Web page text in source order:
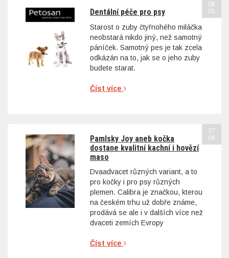
Dentální péče pro psy
Starost o zuby čtyřnohého miláčka
neobstará nikdo jiný, než samotný
páníček. Samotný pes je tak zcela
odkázán na to, jak se o jeho zuby
budete starat.
Číst více
06
01
Pamlsky Joy aneb kočka
dostane kvalitní kachní i hovězí
maso
Dvaadvacet různých variant, a to
pro kočky i pro psy různých
plemen. Calibra je značkou, kterou
na českém trhu už dobře známe,
prodává se ale i v dalších více než
dvaceti zemích Evropy
Číst více
27
08